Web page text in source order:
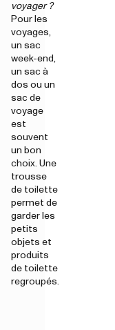
voyager ?
Pour les
voyages,
un sac
week-end,
un sac à
dos ou un
sac de
voyage
est
souvent
un bon
choix. Une
trousse
de toilette
permet de
garder les
petits
objets et
produits
de toilette
regroupés.